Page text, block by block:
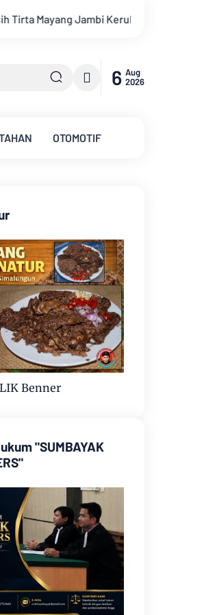
Kajati Jambi dan Ketua Pengadilan
6 Aug
2026
OTOMOTIF
Benner
"SUMBAYAK